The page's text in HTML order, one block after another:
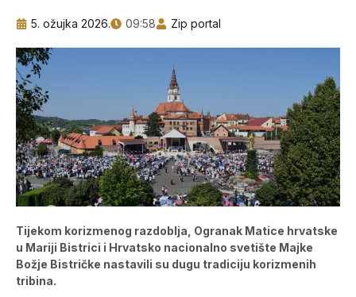
5. ožujka 2026. 09:58 Zip portal
Tijekom korizmenog razdoblja, Ogranak Matice hrvatske
u Mariji Bistrici i Hrvatsko nacionalno svetište Majke
Božje Bistričke nastavili su dugu tradiciju korizmenih
tribina.